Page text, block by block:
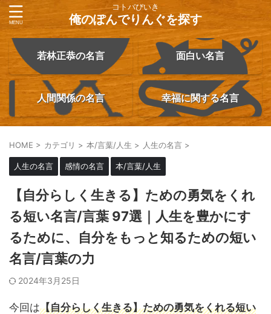
コトバびいき
俺のぽんでりんぐを探す
若林正恭の名言 面白い名言
人間関係の名言 幸福に関する名言
HOME > カテゴリ > 本/言葉/人生 > 人生の名言 >
人生の名言 感情の名言 本/言葉/人生
【自分らしく生きる】ための勇気をくれ
る短い名言/言葉 97選｜人生を豊かにす
るために、自分をもっと知るための短い
名言/言葉の力
2024年3月25日
今回は【自分らしく生きる】ための勇気をくれる短い